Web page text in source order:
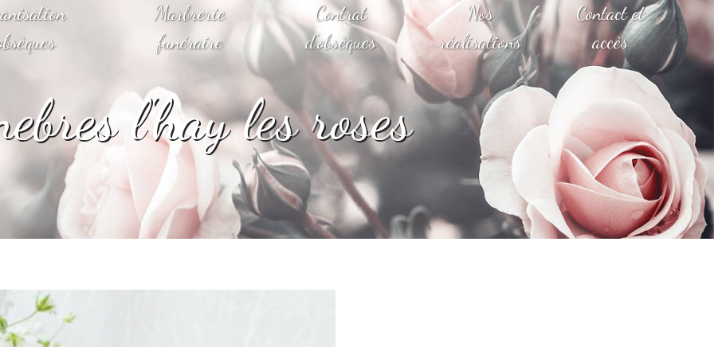
Marbrerie
funéraire
Contrat
d'obsèques
Nos
réalisations
Contact et
accès
l'hay les roses